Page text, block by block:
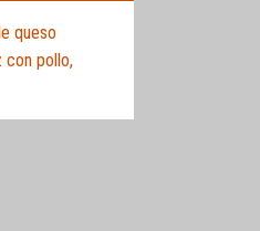
queso
con pollo,